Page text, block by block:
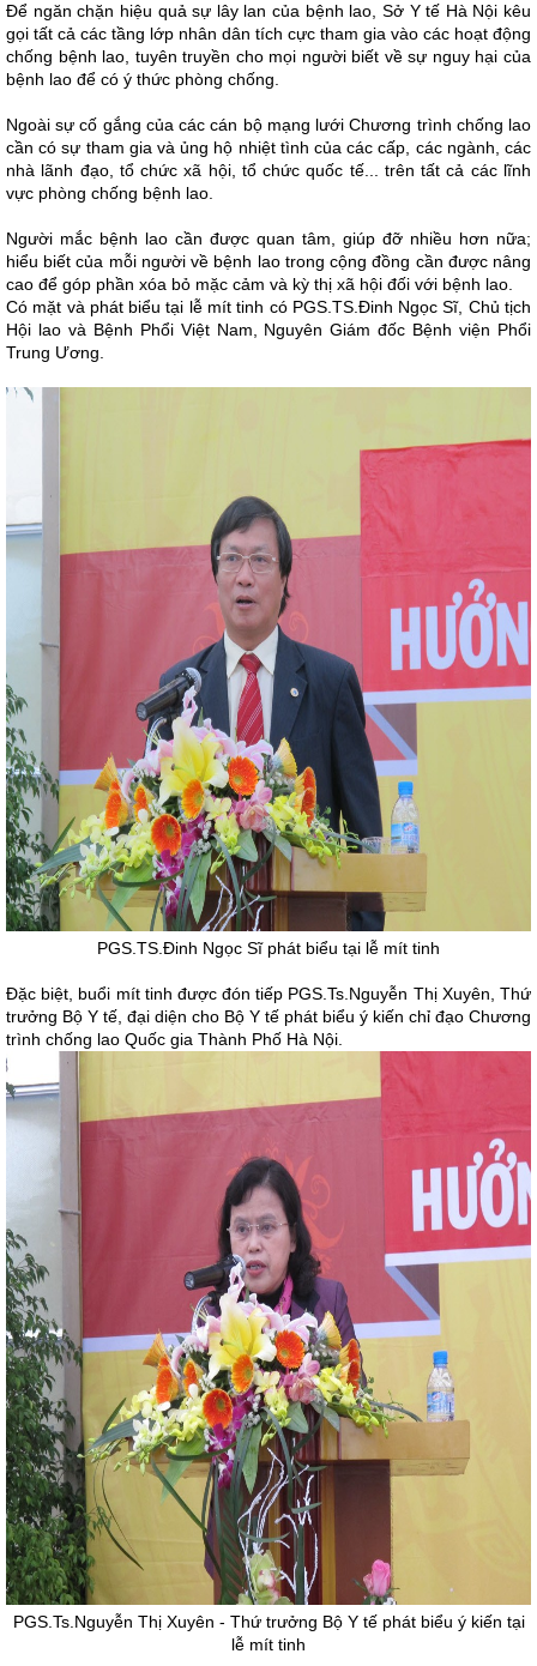
Để ngăn chặn hiệu quả sự lây lan của bệnh lao, Sở Y tế Hà Nội kêu
gọi tất cả các tầng lớp nhân dân tích cực tham gia vào các hoạt động
chống bệnh lao, tuyên truyền cho mọi người biết về sự nguy hại của
bệnh lao để có ý thức phòng chống.
Ngoài sự cố gắng của các cán bộ mạng lưới Chương trình chống lao
cần có sự tham gia và ủng hộ nhiệt tình của các cấp, các ngành, các
nhà lãnh đạo, tổ chức xã hội, tổ chức quốc tế... trên tất cả các lĩnh
vực phòng chống bệnh lao.
Người mắc bệnh lao cần được quan tâm, giúp đỡ nhiều hơn nữa;
hiểu biết của mỗi người về bệnh lao trong cộng đồng cần được nâng
cao để góp phần xóa bỏ mặc cảm và kỳ thị xã hội đối với bệnh lao.
Có mặt và phát biểu tại lễ mít tinh có PGS.TS.Đinh Ngọc Sĩ, Chủ tịch
Hội lao và Bệnh Phổi Việt Nam, Nguyên Giám đốc Bệnh viện Phổi
Trung Ương.
PGS.TS.Đinh Ngọc Sĩ phát biểu tại lễ mít tinh
Đặc biệt, buổi mít tinh được đón tiếp PGS.Ts.Nguyễn Thị Xuyên, Thứ
trưởng Bộ Y tế, đại diện cho Bộ Y tế phát biểu ý kiến chỉ đạo Chương
trình chống lao Quốc gia Thành Phố Hà Nội.
PGS.Ts.Nguyễn Thị Xuyên - Thứ trưởng Bộ Y tế phát biểu ý kiến tại
lễ mít tinh